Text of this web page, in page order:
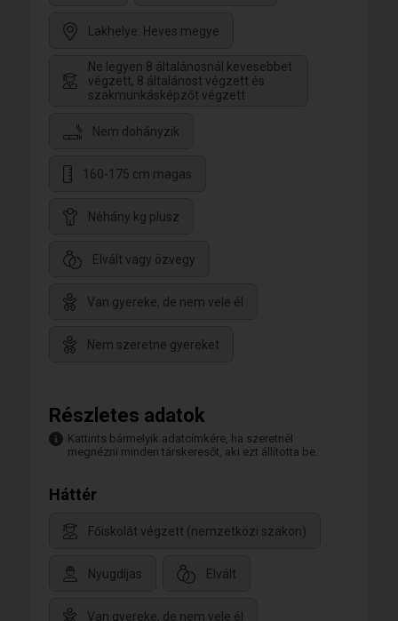
Lakhelye: Heves megye
Ne legyen 8 általánosnál kevesebbet
végzett, 8 általánost végzett és
szakmunkásképzőt végzett
Nem dohányzik
160-175 cm magas
Néhány kg plusz
Elvált vagy özvegy
Van gyereke, de nem vele él
Nem szeretne gyereket
Részletes adatok
Kattints bármelyik adatcímkére, ha szeretnél
megnézni minden társkeresőt, aki ezt állította be.
Háttér
Főiskolát végzett (nemzetközi szakon)
Nyugdíjas Elvált
Van gyereke, de nem vele él